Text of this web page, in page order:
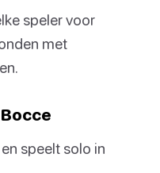
speler voor
met
speelt solo in